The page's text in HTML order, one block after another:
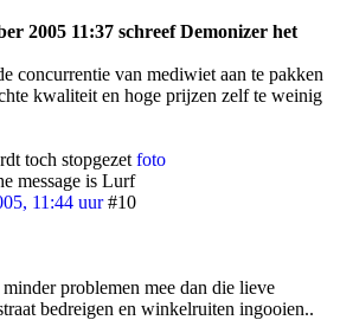
2005 11:37 schreef Demonizer het
concurrentie van mediwiet aan te pakken
kwaliteit en hoge prijzen zelf te weinig
toch stopgezet foto
message is Lurf
11:44 uur #10
problemen mee dan die lieve
bedreigen en winkelruiten ingooien..